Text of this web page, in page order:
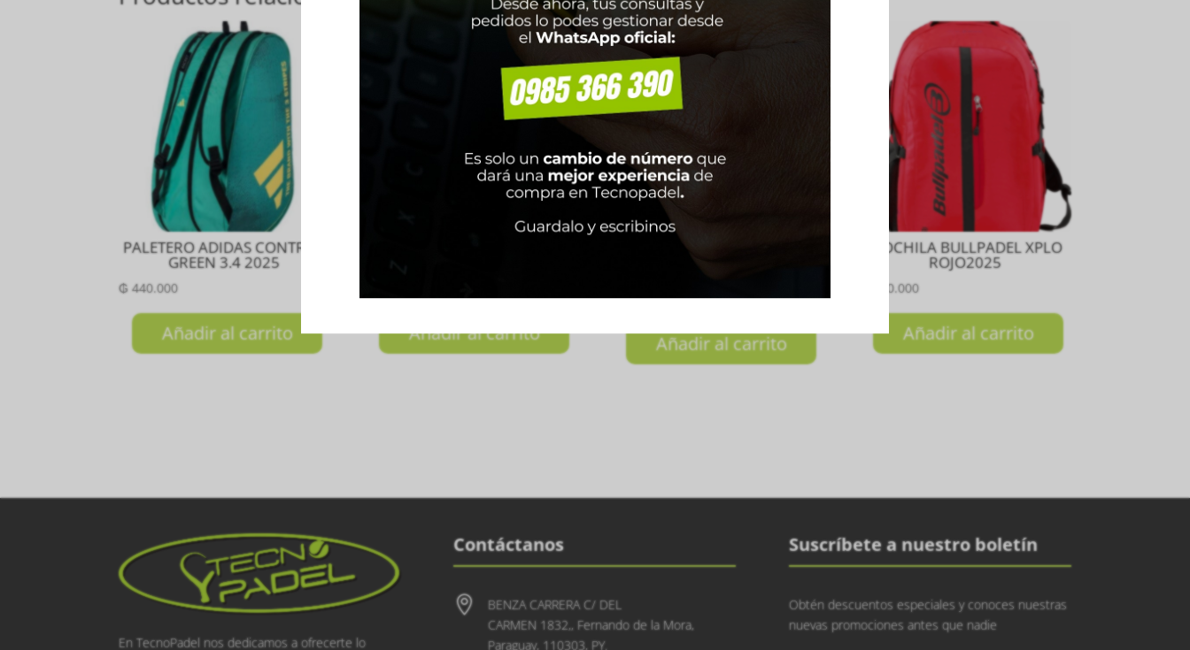
PALETERO ADIDAS CONTROL
GREEN 3.4 2025
₲ 440.000
Añadir al carrito Añadir al carrito
PALETERO PROTOUR WHITE
3.4 2025 MARTA ORTEGA
₲950.000
Añadir al carrito
MOCHILA BULLPADEL XPLO
ROJO2025
680.000
Añadir al carrito
En TecnoPadel nos dedicamos a ofrecerte lo
Contáctanos

BENZA CARRERA C/ DEL
CARMEN 1832,, Fernando de la Mora,
Paraguay, 110303, PY.
Suscríbete a nuestro boletín
Obtén descuentos especiales y conoces nuestras
nuevas promociones antes que nadie